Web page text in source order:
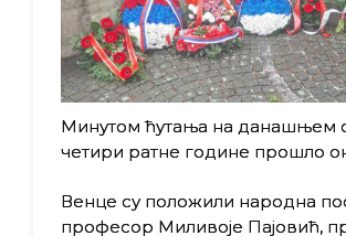
Минутом ћутања на данашњем
четири ратне године прошло
Венце су положили народна
професор Миливоје Пајовић,